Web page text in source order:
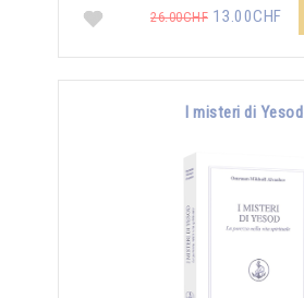
26.00CHF 13.00CHF
I misteri di Yesod